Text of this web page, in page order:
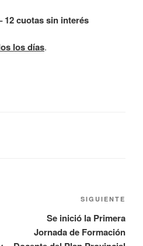
12 cuotas sin interés
los días.
SIGUIENTE
Se inició la Primera
Jornada de Formación